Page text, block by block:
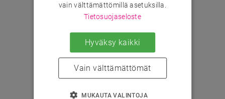
vain välttämättömillä asetuksilla.
Tietosuojaseloste
Hyväksy kaikki
Vain välttämättömät
MUKAUTA VALINTOJA